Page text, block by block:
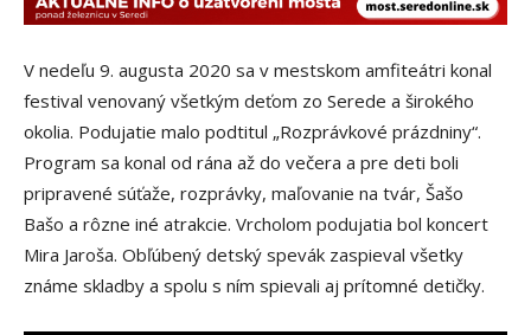
V nedeľu 9. augusta 2020 sa v mestskom amfiteátri konal
festival venovaný všetkým deťom zo Serede a širokého
okolia. Podujatie malo podtitul „Rozprávkové prázdniny“.
Program sa konal od rána až do večera a pre deti boli
pripravené súťaže, rozprávky, maľovanie na tvár, Šašo
Bašo a rôzne iné atrakcie. Vrcholom podujatia bol koncert
Mira Jaroša. Obľúbený detský spevák zaspieval všetky
známe skladby a spolu s ním spievali aj prítomné detičky.